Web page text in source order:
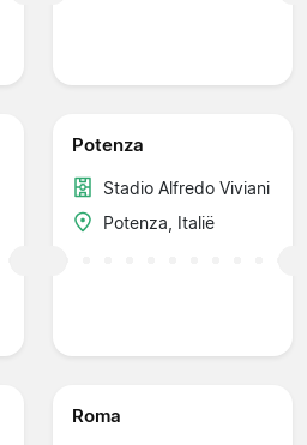
Potenza
Stadio Alfredo Viviani
Potenza, Italië
Roma